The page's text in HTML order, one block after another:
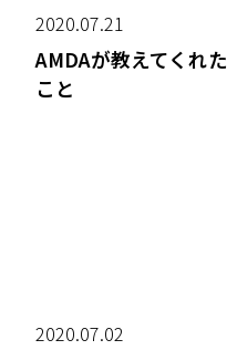
2020.07.21
AMDAが教えてくれた
こと
2020.07.02